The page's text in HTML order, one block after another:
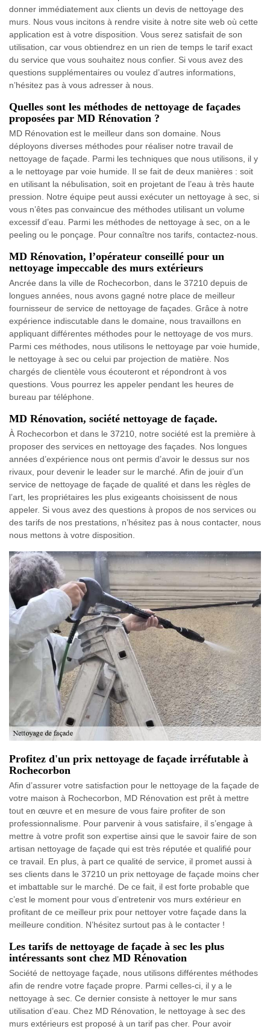
donner immédiatement aux clients un devis de nettoyage des
murs. Nous vous incitons à rendre visite à notre site web où cette
application est à votre disposition. Vous serez satisfait de son
utilisation, car vous obtiendrez en un rien de temps le tarif exact
du service que vous souhaitez nous confier. Si vous avez des
questions supplémentaires ou voulez d’autres informations,
n’hésitez pas à vous adresser à nous.
Quelles sont les méthodes de nettoyage de façades
proposées par MD Rénovation ?
MD Rénovation est le meilleur dans son domaine. Nous
déployons diverses méthodes pour réaliser notre travail de
nettoyage de façade. Parmi les techniques que nous utilisons, il y
a le nettoyage par voie humide. Il se fait de deux manières : soit
en utilisant la nébulisation, soit en projetant de l’eau à très haute
pression. Notre équipe peut aussi exécuter un nettoyage à sec, si
vous n’êtes pas convaincue des méthodes utilisant un volume
excessif d’eau. Parmi les méthodes de nettoyage à sec, on a le
peeling ou le ponçage. Pour connaître nos tarifs, contactez-nous.
MD Rénovation, l’opérateur conseillé pour un
nettoyage impeccable des murs extérieurs
Ancrée dans la ville de Rochecorbon, dans le 37210 depuis de
longues années, nous avons gagné notre place de meilleur
fournisseur de service de nettoyage de façades. Grâce à notre
expérience indiscutable dans le domaine, nous travaillons en
appliquant différentes méthodes pour le nettoyage de vos murs.
Parmi ces méthodes, nous utilisons le nettoyage par voie humide,
le nettoyage à sec ou celui par projection de matière. Nos
chargés de clientèle vous écouteront et répondront à vos
questions. Vous pourrez les appeler pendant les heures de
bureau par téléphone.
MD Rénovation, société nettoyage de façade.
À Rochecorbon et dans le 37210, notre société est la première à
proposer des services en nettoyage des façades. Nos longues
années d’expérience nous ont permis d’avoir le dessus sur nos
rivaux, pour devenir le leader sur le marché. Afin de jouir d’un
service de nettoyage de façade de qualité et dans les règles de
l’art, les propriétaires les plus exigeants choisissent de nous
appeler. Si vous avez des questions à propos de nos services ou
des tarifs de nos prestations, n’hésitez pas à nous contacter, nous
nous mettons à votre disposition.
Profitez d'un prix nettoyage de façade irréfutable à
Rochecorbon
Afin d’assurer votre satisfaction pour le nettoyage de la façade de
votre maison à Rochecorbon, MD Rénovation est prêt à mettre
tout en œuvre et en mesure de vous faire profiter de son
professionnalisme. Pour parvenir à vous satisfaire, il s’engage à
mettre à votre profit son expertise ainsi que le savoir faire de son
artisan nettoyage de façade qui est très réputée et qualifié pour
ce travail. En plus, à part ce qualité de service, il promet aussi à
ses clients dans le 37210 un prix nettoyage de façade moins cher
et imbattable sur le marché. De ce fait, il est forte probable que
c’est le moment pour vous d’entretenir vos murs extérieur en
profitant de ce meilleur prix pour nettoyer votre façade dans la
meilleure condition. N’hésitez surtout pas à le contacter !
Les tarifs de nettoyage de façade à sec les plus
intéressants sont chez MD Rénovation
Société de nettoyage façade, nous utilisons différentes méthodes
afin de rendre votre façade propre. Parmi celles-ci, il y a le
nettoyage à sec. Ce dernier consiste à nettoyer le mur sans
utilisation d’eau. Chez MD Rénovation, le nettoyage à sec des
murs extérieurs est proposé à un tarif pas cher. Pour avoir